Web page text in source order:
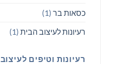
כסאות בר (1)
רעיונות לעיצוב הבית (1)
רעיונות וטיפים לעיצוב